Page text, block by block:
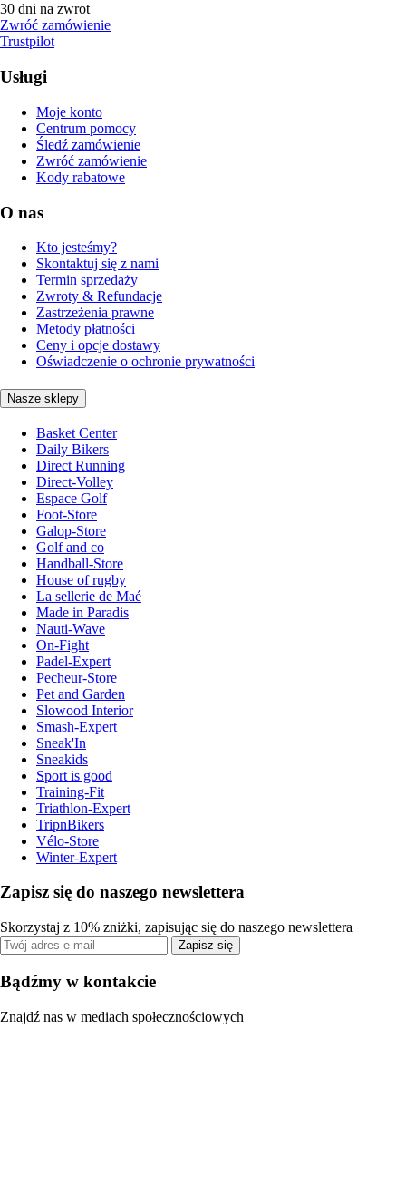
30 dni na zwrot
Zwróć zamówienie
Trustpilot
Usługi
Moje konto
Centrum pomocy
Śledź zamówienie
Zwróć zamówienie
Kody rabatowe
O nas
Kto jesteśmy?
Skontaktuj się z nami
Termin sprzedaży
Zwroty & Refundacje
Zastrzeżenia prawne
Metody płatności
Ceny i opcje dostawy
Oświadczenie o ochronie prywatności
Nasze sklepy
Basket Center
Daily Bikers
Direct Running
Direct-Volley
Espace Golf
Foot-Store
Galop-Store
Golf and co
Handball-Store
House of rugby
La sellerie de Maé
Made in Paradis
Nauti-Wave
On-Fight
Padel-Expert
Pecheur-Store
Pet and Garden
Slowood Interior
Smash-Expert
Sneak'In
Sneakids
Sport is good
Training-Fit
Triathlon-Expert
TripnBikers
Vélo-Store
Winter-Expert
Zapisz się do naszego newslettera
Skorzystaj z 10% zniżki, zapisując się do naszego newslettera
Zapisz się
Bądźmy w kontakcie
Znajdź nas w mediach społecznościowych